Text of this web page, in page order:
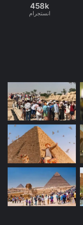
458k
انستجرام